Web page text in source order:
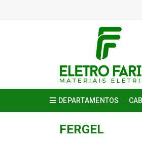
DEPARTAMENTOS
FERGEL